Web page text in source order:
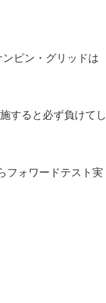
ピン・グリッドは
すると必ず負けてし
ォワードテスト実